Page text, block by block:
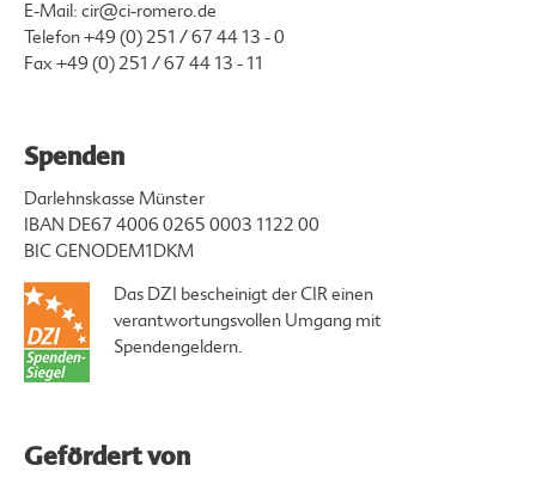
E-Mail: cir@ci-romero.de
Telefon+49 (0) 251 / 67 44 13 - 0
Fax +49 (0) 251 / 67 44 13 - 11
Spenden
Darlehnskasse Münster
IBAN DE67 4006 0265 0003 1122 00
BIC GENODEM1DKM
Das DZI bescheinigt der CIR einen
verantwortungsvollen Umgang mit
Spendengeldern.
Gefördert von